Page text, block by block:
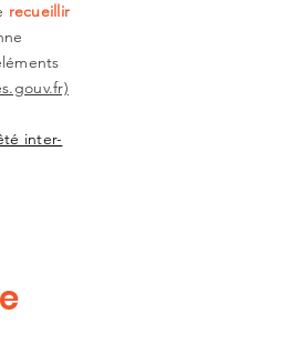
recueillir
inter-